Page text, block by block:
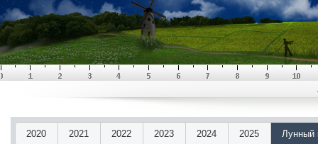
2020 2021 2022 2023 2024 2025 Лунный